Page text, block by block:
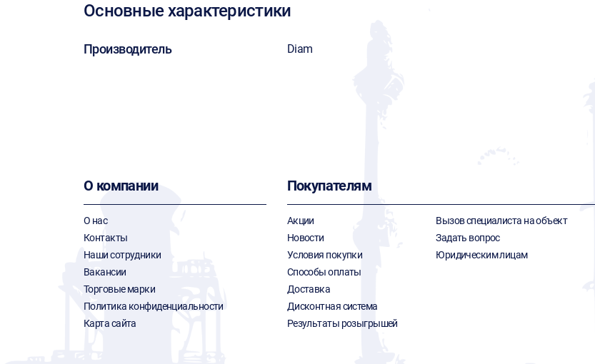
Основные характеристики
Производитель Diam
О компании
О нас
Контакты
Наши сотрудники
Вакансии
Торговые марки
Политика конфиденциальности
Карта сайта
Покупателям
Акции
Новости
Условия покупки
Способы оплаты
Доставка
Дисконтная система
Результаты розыгрышей
Вызов специалиста на объект
Задать вопрос
Юридическим лицам